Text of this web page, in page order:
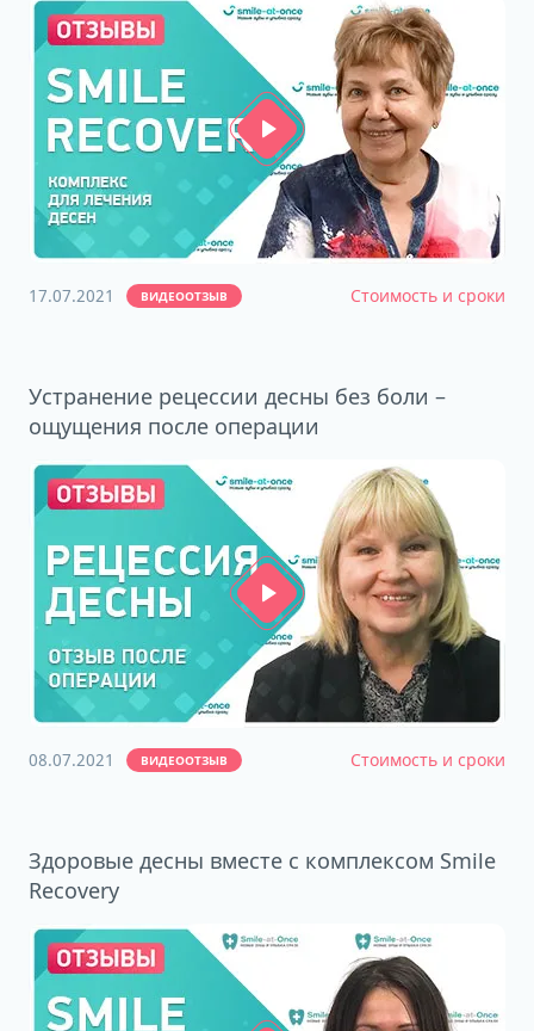
17.07.2021 ВИДЕООТЗЫВ Стоимость и сроки
Устранение рецессии десны без боли –
ощущения после операции
08.07.2021 ВИДЕООТЗЫВ Стоимость и сроки
Здоровые десны вместе с комплексом Smile
Recovery